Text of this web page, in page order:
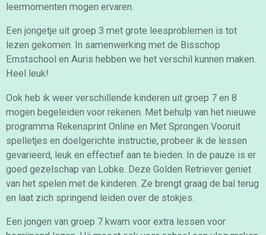
leermomenten mogen ervaren.
Een jongetje uit groep 3 met grote leesproblemen is tot
lezen gekomen. In samenwerking met de Bisschop
Ernstschool en Auris hebben we het verschil kunnen maken.
Heel leuk!
Ook heb ik weer verschillende kinderen uit groep 7 en 8
mogen begeleiden voor rekenen. Met behulp van het nieuwe
programma Rekensprint Online en Met Sprongen Vooruit
spelletjes en doelgerichte instructie, probeer ik de lessen
gevarieerd, leuk en effectief aan te bieden. In de pauze is er
goed gezelschap van Lobke. Deze Golden Retriever geniet
van het spelen met de kinderen. Ze brengt graag de bal terug
en laat zich springend leiden over de stokjes.
Een jongen van groep 7 kwam voor extra lessen voor